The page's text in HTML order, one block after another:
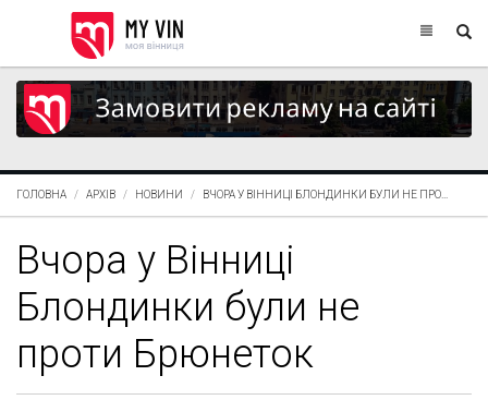
ГОЛОВНА АРХІВ НОВИНИ ВЧОРА У ВІННИЦІ БЛОНДИНКИ БУЛИ НЕ ПРО...
Вчора у Вінниці
Блондинки були не
проти Брюнеток